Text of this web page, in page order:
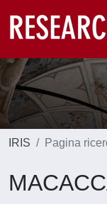
IRIS Pagina